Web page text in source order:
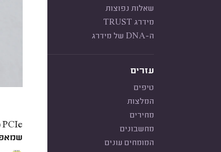
שאלות נפוצות
מידרג TRUST
ה-DNA של מידרג
עזרים
טיפים
המלצות
מחירים
מחשבונים
המומחים עונים
PCIe (או בשמו המלא: Peripheral Component Interconnect Express) הוא חריץ חיבור על